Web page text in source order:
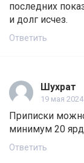
последних
и долг исчез.
Ответить
Шухрат
19 мая
Приписки
минимум 20
Ответить